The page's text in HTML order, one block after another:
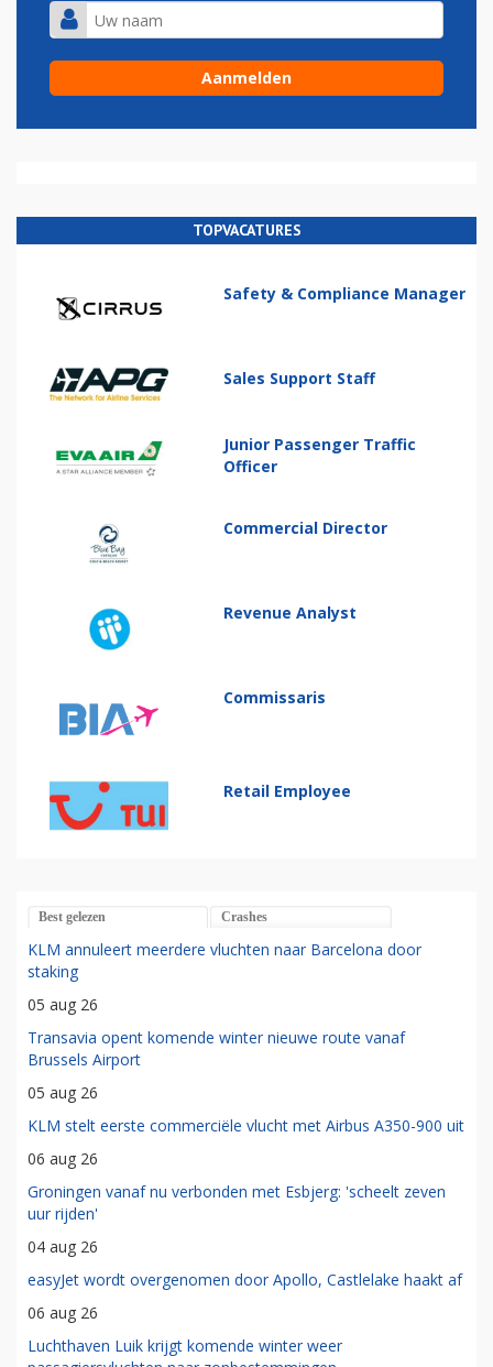
TOPVACATURES
Safety & Compliance Manager
Sales Support Staff
Junior Passenger Traffic
Officer
Commercial Director
Revenue Analyst
Commissaris
Retail Employee
Best gelezen Crashes
KLM annuleert meerdere vluchten naar Barcelona door
staking
05 aug 26
Transavia opent komende winter nieuwe route vanaf
Brussels Airport
05 aug 26
KLM stelt eerste commerciële vlucht met Airbus A350-900 uit
06 aug 26
Groningen vanaf nu verbonden met Esbjerg: 'scheelt zeven
uur rijden'
04 aug 26
easyJet wordt overgenomen door Apollo, Castlelake haakt af
06 aug 26
Luchthaven Luik krijgt komende winter weer